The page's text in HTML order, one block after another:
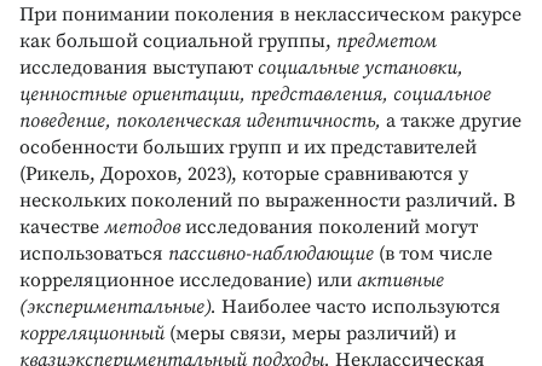
При понимании поколения в неклассическом ракурсе
как большой социальной группы, предметом
исследования выступают социальные установки,
ценностные ориентации, представления, социальное
поведение, поколенческая идентичность, а также другие
особенности больших групп и их представителей
(Рикель, Дорохов, 2023), которые сравниваются у
нескольких поколений по выраженности различий. В
качестве методовисследования поколений могут
использоваться пассивно-наблюдающие (в том числе
корреляционное исследование) или активные
(экспериментальные). Наиболее часто используются
корреляционный (меры связи, меры различий) и
квазиэкспериментальный подходы. Неклассическая